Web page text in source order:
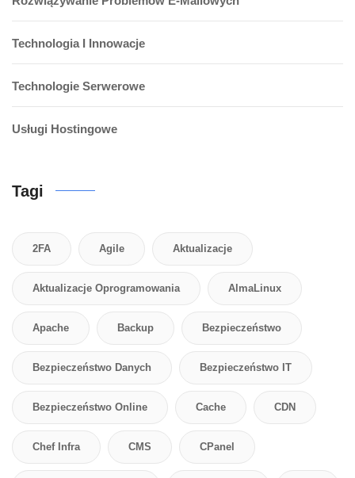
Technologia I Innowacje
Technologie Serwerowe
Usługi Hostingowe
Tagi
2FA Agile Aktualizacje
Aktualizacje Oprogramowania AlmaLinux
Apache Backup Bezpieczeństwo
Bezpieczeństwo Danych Bezpieczeństwo IT
Bezpieczeństwo Online Cache CDN
Chef Infra CMS CPanel